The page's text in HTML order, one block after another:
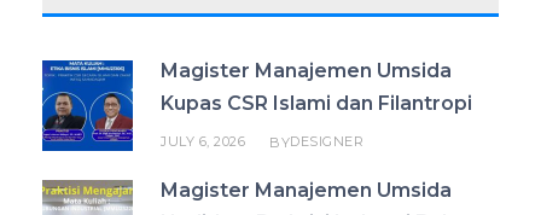
Magister Manajemen Umsida
Kupas CSR Islami dan Filantropi
JULY 6, 2026 BYDESIGNER
Magister Manajemen Umsida